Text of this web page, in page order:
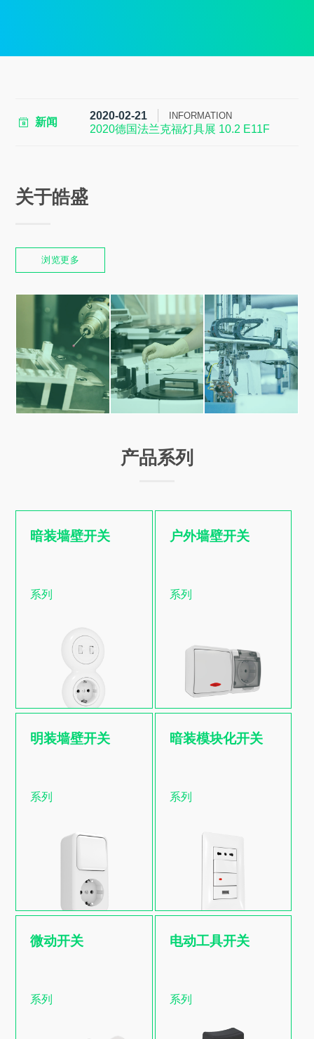
新闻
2020-02-21 INFORMATION
2020德国法兰克福灯具展 10.2 E11F
关于皓盛
浏览更多
产品系列
暗装墙壁开关
系列
户外墙壁开关
系列
查看更多
明装墙壁开关
系列
暗装模块化开关
系列
查看更多
微动开关
系列
电动工具开关
系列